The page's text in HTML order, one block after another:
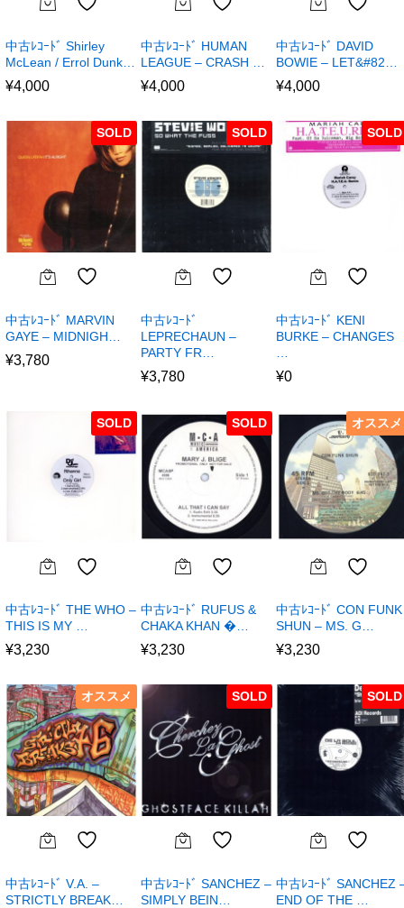
中古ﾚｺｰﾄﾞ Shirley
McLean / Errol Dunk…
¥4,000
中古ﾚｺｰﾄﾞ HUMAN
LEAGUE – CRASH …
¥4,000
中古ﾚｺｰﾄﾞ DAVID
BOWIE – LET&#82…
¥4,000
SOLD
中古ﾚｺｰﾄﾞ MARVIN
GAYE – MIDNIGH…
¥3,780
SOLD
中古ﾚｺｰﾄﾞ
LEPRECHAUN –
PARTY FR…
¥3,780
SOLD
中古ﾚｺｰﾄﾞ KENI
BURKE – CHANGES
¥0
SOLD
中古ﾚｺｰﾄﾞ THE WHO –
THIS IS MY …
¥3,230
SOLD
中古ﾚｺｰﾄﾞ RUFUS &
CHAKA KHAN �…
¥3,230
オススメ
中古ﾚｺｰﾄﾞ CON FUNK
SHUN – MS. G…
¥3,230
オススメ
中古ﾚｺｰﾄﾞ V.A. –
STRICTLY BREAK…
SOLD
中古ﾚｺｰﾄﾞ SANCHEZ –
SIMPLY BEIN…
SOLD
中古ﾚｺｰﾄﾞ SANCHEZ
END OF THE …